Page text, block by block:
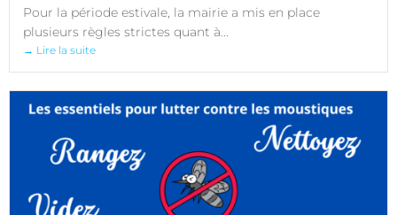
Pour la période estivale, la mairie a mis en place
plusieurs règles strictes quant à...
→ Lire la suite